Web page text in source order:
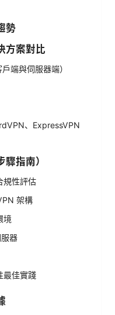
勢
方案對比
端與伺服器端）
、ExpressVPN
指南）
規性評估
架構
境
器
最佳實踐